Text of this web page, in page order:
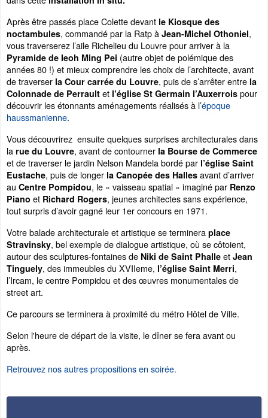
Après être passés place Colette devant le Kiosque des
noctambules, commandé par la Ratp à Jean-Michel Othoniel,
vous traverserez l’aile Richelieu du Louvre pour arriver à la
Pyramide de Ieoh Ming Pei (autre objet de polémique des
années 80 !) et mieux comprendre les choix de l’architecte, avant
de traverser la Cour carrée du Louvre, puis de s’arrêter entre la
Colonnade de Perrault et l’église St Germain l’Auxerrois pour
découvrir les étonnants aménagements réalisés à l’époque
haussmanienne.
Vous découvrirez ensuite quelques surprises architecturales dans
la rue du Louvre, avant de contourner la Bourse de Commerce
et de traverser le jardin Nelson Mandela bordé par l’église Saint
Eustache, puis de longer la Canopée des Halles avant d’arriver
au Centre Pompidou, le « vaisseau spatial » imaginé par Renzo
Piano et Richard Rogers, jeunes architectes sans expérience,
tout surpris d’avoir gagné leur 1er concours en 1971.
Votre balade architecturale et artistique se terminera place
Stravinsky, bel exemple de dialogue artistique, où se côtoient,
autour des sculptures-fontaines de Niki de Saint Phalle et Jean
Tinguely, des immeubles du XVIIeme, l’église Saint Merri,
l’Ircam, le centre Pompidou et des œuvres monumentales de
street art.
Ce parcours se terminera à proximité du métro Hôtel de Ville.
Selon l'heure de départ de la visite, le dîner se fera avant ou
après.
Retrouvez nos autres propositions en soirée.